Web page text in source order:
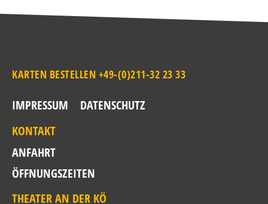
KARTEN BESTELLEN +49-(0)211-32 23 33
IMPRESSUM
DATENSCHUTZ
KONTAKT
ANFAHRT
ÖFFNUNGSZEITEN
THEATER AN DER KÖ